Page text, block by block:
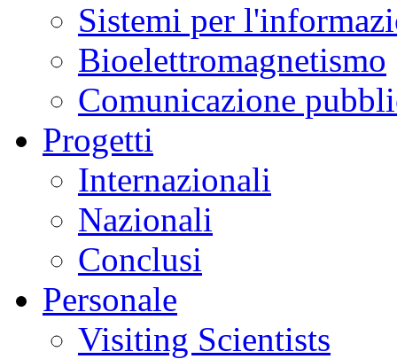
Sistemi per
Bioelettromagnetismo
Comunicazione
Progetti
Internazionali
Nazionali
Conclusi
Personale
Visiting Scientists